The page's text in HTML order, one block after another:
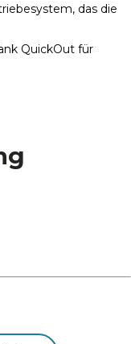
das die
QuickOut für
Basis und sorgen